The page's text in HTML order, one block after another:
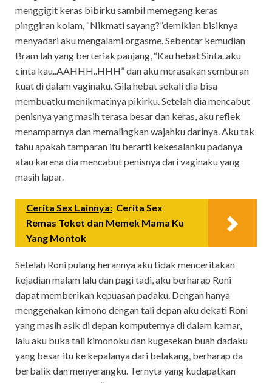
menggigit keras bibirku sambil memegang keras
pinggiran kolam, “Nikmati sayang?”demikian bisiknya
menyadari aku mengalami orgasme. Sebentar kemudian
Bram lah yang berteriak panjang, “Kau hebat Sinta..aku
cinta kau..AAHHH..HHH” dan aku merasakan semburan
kuat di dalam vaginaku. Gila hebat sekali dia bisa
membuatku menikmatinya pikirku. Setelah dia mencabut
penisnya yang masih terasa besar dan keras, aku reflek
menamparnya dan memalingkan wajahku darinya. Aku tak
tahu apakah tamparan itu berarti kekesalanku padanya
atau karena dia mencabut penisnya dari vaginaku yang
masih lapar.
Cerita Sex Lainnya: Cerita Sex
Remas Toket dan Memek Mama Ku
Yang Montok
Setelah Roni pulang herannya aku tidak menceritakan
kejadian malam lalu dan pagi tadi, aku berharap Roni
dapat memberikan kepuasan padaku. Dengan hanya
menggenakan kimono dengan tali depan aku dekati Roni
yang masih asik di depan komputernya di dalam kamar,
lalu aku buka tali kimonoku dan kugesekan buah dadaku
yang besar itu ke kepalanya dari belakang, berharap da
berbalik dan menyerangku. Ternyta yang kudapatkan